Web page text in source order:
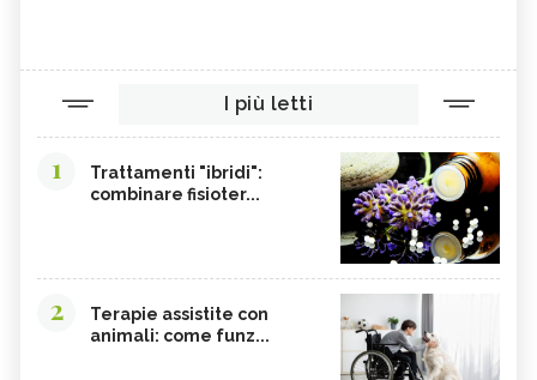
I più letti
1
Trattamenti "ibridi":
combinare fisioter...
2
Terapie assistite con
animali: come funz...